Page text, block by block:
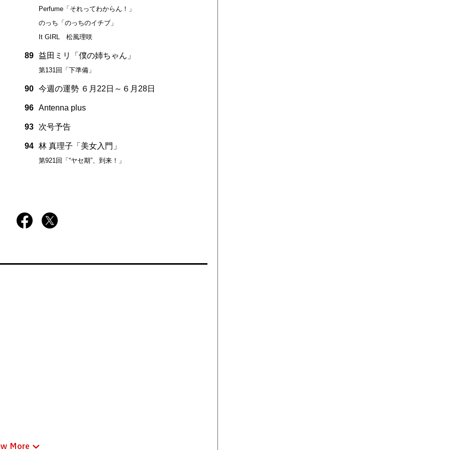
Perfume「それってわからん！」
のっち「のっちのイチブ」
It GIRL 松風理咲
89 益田ミリ「僕の姉ちゃん」
第131回「下準備」
90 今週の運勢 ６月22日～６月28日
96 Antenna plus
93 次号予告
94 林 真理子「美女入門」
第921回「“ヤセ期”、到来！」
More